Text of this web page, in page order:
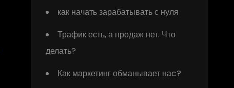
как начать зарабатывать с нуля
Трафик есть, а продаж нет. Что
делать?
Как маркетинг обманывает наc?